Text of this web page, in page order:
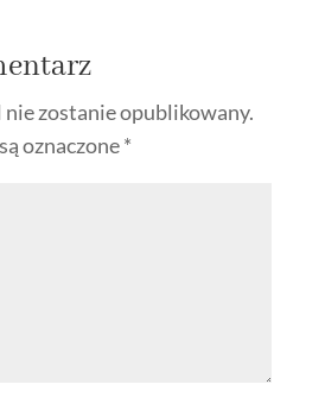
zostanie opublikowany.
oznaczone*